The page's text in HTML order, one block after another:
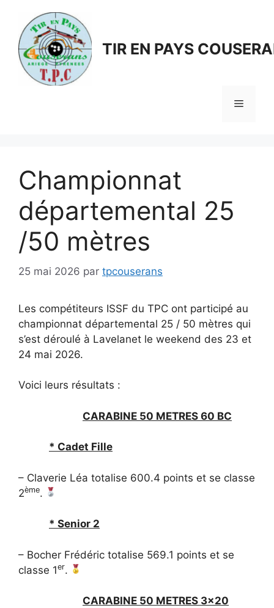
contenu
TIR EN PAYS
Menu
Championnat
départemental 25
/50 mètres
25 mai 2026 par tpcouserans
Les compétiteurs ISSF du TPC ont participé au
championnat départemental 25 / 50 mètres qui
s’est déroulé à Lavelanet le weekend des 23 et
24 mai 2026.
Voici leurs résultats :
CARABINE 50 METRES 60 BC
* Cadet Fille
– Claverie Léa totalise 600.4 points et se classe
2ème.
* Senior 2
– Bocher Frédéric totalise 569.1 points et se
classe 1er.
CARABINE 50 METRES 3×20